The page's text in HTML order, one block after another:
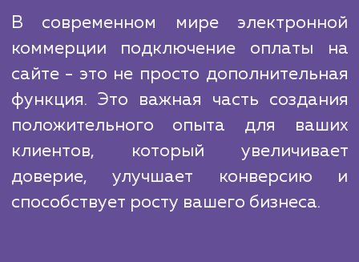
может стать вашим
преимуществом. Многие сайты
реализовали эту функцию, или сделали
неэффективно, что вызывает
клиентов и ведет к потере продаж. С
помощью вы сможете избежать этих
занять лидирующие позиции на рынке.